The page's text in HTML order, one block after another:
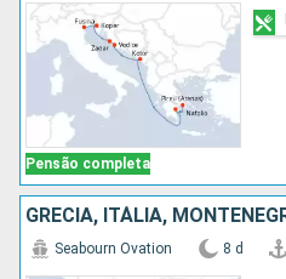
Pensão completa
Seabourn Ovation 8 d